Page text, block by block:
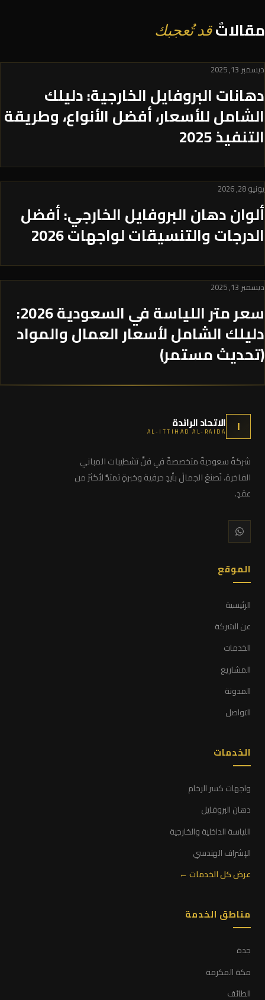
مقالاتٌقد تُعجبك
ديسمبر 13, 2025
دهانات البروفايل الخارجية: دليلك
الشامل للأسعار، أفضل الأنواع، وطريقة
التنفيذ 2025
يونيو 28, 2026
ألوان دهان البروفايل الخارجي: أفضل
الدرجات والتنسيقات لواجهات 2026
ديسمبر 13, 2025
سعر متر اللياسة في السعودية 2026:
دليلك الشامل لأسعار العمال والمواد
(تحديث مستمر)
ا الاتحاد الرائدة
AL-ITTIHAD AL-RAIDA
شركةٌ سعوديةٌ متخصصةٌ في فنِّ تشطيبات المباني
الفاخرة، نَصنعُ الجمالَ بأيدٍ حرفية وخبرةٍ تمتدُّ لأكثرَ من
عقدٍ.
الموقع
الرئيسية
عن الشركة
الخدمات
المشاريع
المدونة
التواصل
الخدمات
واجهات كسر الرخام
دهان البروفايل
اللياسة الداخلية والخارجية
الإشراف الهندسي
عرض كل الخدمات ←
مناطق الخدمة
جدة
مكة المكرمة
الطائف